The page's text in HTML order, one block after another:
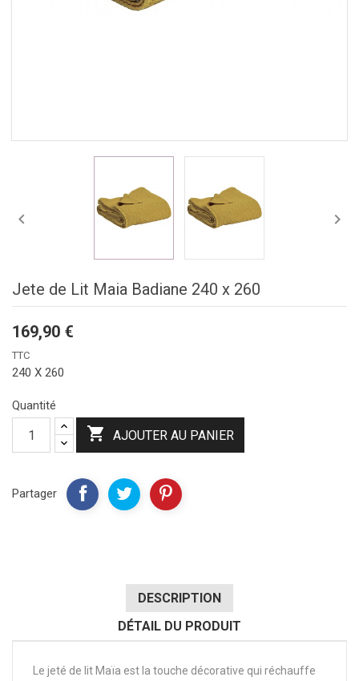
 
Jete de Lit Maia Badiane 240 x 260
169,90 €
TTC
240 X 260
Quantité
 AJOUTER AU PANIER
Partager
DESCRIPTION
DÉTAIL DU PRODUIT
Le jeté de lit Maïa est la touche décorative qui réchauffe